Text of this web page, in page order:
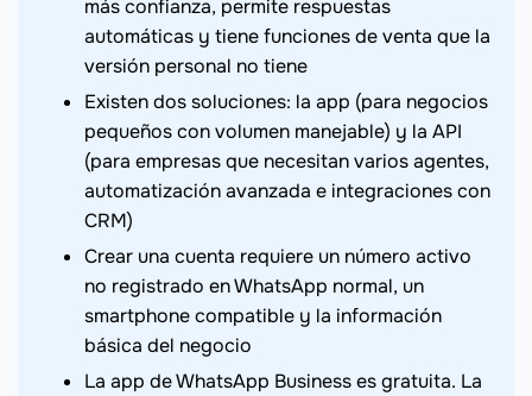
más confianza, permite respuestas
automáticas y tiene funciones de venta que la
versión personal no tiene
Existen dos soluciones: la app (para negocios
pequeños con volumen manejable) y la API
(para empresas que necesitan varios agentes,
automatización avanzada e integraciones con
CRM)
Crear una cuenta requiere un número activo
no registrado en WhatsApp normal, un
smartphone compatible y la información
básica del negocio
La app de WhatsApp Business es gratuita. La